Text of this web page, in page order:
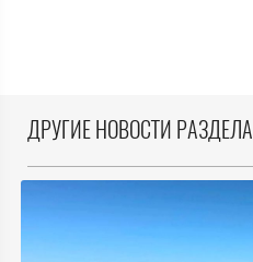
ДРУГИЕ НОВОСТИ РАЗДЕЛА